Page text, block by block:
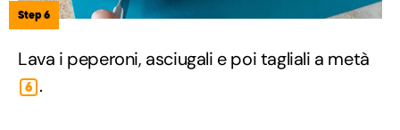
Step 6
Lava i peperoni, asciugali e poi tagliali a metà
6 .